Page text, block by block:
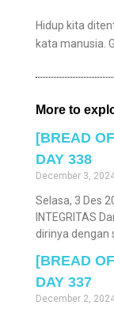
Hidup kita
kata manusia.
More to
[BREAD
DAY 338
December 3,
Selasa, 3 Des
INTEGRITAS
dirinya dengan
[BREAD
DAY 337
December 2,